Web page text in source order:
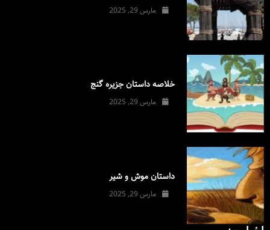
مارس 29, 2025
خلاصه داستان جزیره گنج
مارس 29, 2025
داستان موش و شیر
مارس 29, 2025